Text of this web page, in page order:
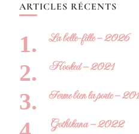
ARTICLES RÉCENTS
La belle-fille – 2026
Hooked – 2021
Ferme bien la porte –
Gothikana – 2022